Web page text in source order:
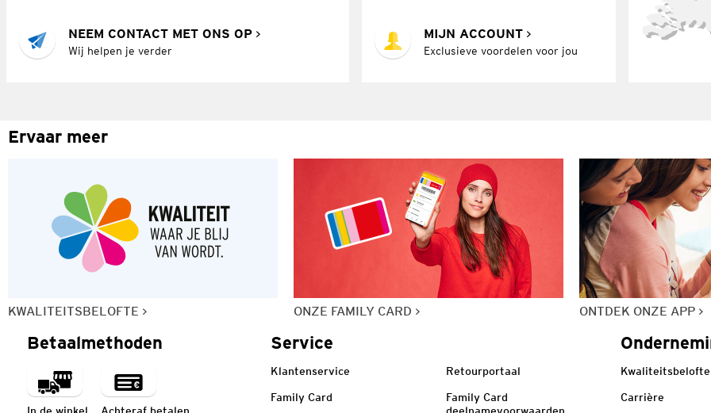
NEEM CONTACT MET ONS OP
Wij helpen je verder
MIJN ACCOUNT
Exclusieve voordelen voor jou
Ervaar meer
KWALITEITSBELOFTE ONZE FAMILY CARD ONTDEK ONZE APP
Betaalmethoden Service
Klantenservice Retourportaal
Family Card
Family Card
Kwaliteitsbelofte
Carrière